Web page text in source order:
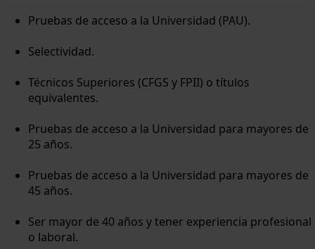
Pruebas de acceso a la Universidad (PAU).
Selectividad.
Técnicos Superiores (CFGS y FPII) o títulos
equivalentes.
Pruebas de acceso a la Universidad para mayores de
25 años.
Pruebas de acceso a la Universidad para mayores de
45 años.
Ser mayor de 40 años y tener experiencia profesional
o laboral.